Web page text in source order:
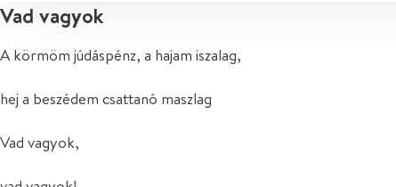
Vad vagyok
A körmöm júdáspénz, a hajam iszalag,
hej a beszédem csattanó maszlag
Vad vagyok,